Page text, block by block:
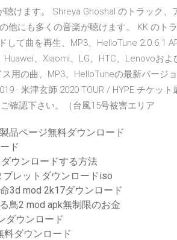
聴けます。 Shreya Ghoshal のトラック
他にも多くの音楽が聴けます。 KK のト
して曲を再生、MP3、HelloTune 2.0.6.1
、Xiaomi、LG、HTC、Lenovoお
用の曲、MP3、HelloTuneの最新バージ
· 米津玄師 2020 TOUR / HYPE チケッ
確認下さい。（台風15号被害エリア
品ページ無料ダウンロード
ド
ウンロードする方法
レットダウンロードiso
3d mod 2k17ダウンロード
鳥2 mod apk無制限のお金
ダウンロード
ダウンロード